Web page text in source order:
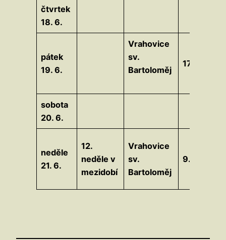
čtvrtek
18. 6.
pátek
19. 6.
Vrahovice
sv.
Bartoloměj
17.30
sobota
20. 6.
neděle
21. 6.
12.
neděle v
mezidobí
Vrahovice
sv.
Bartoloměj
9.15